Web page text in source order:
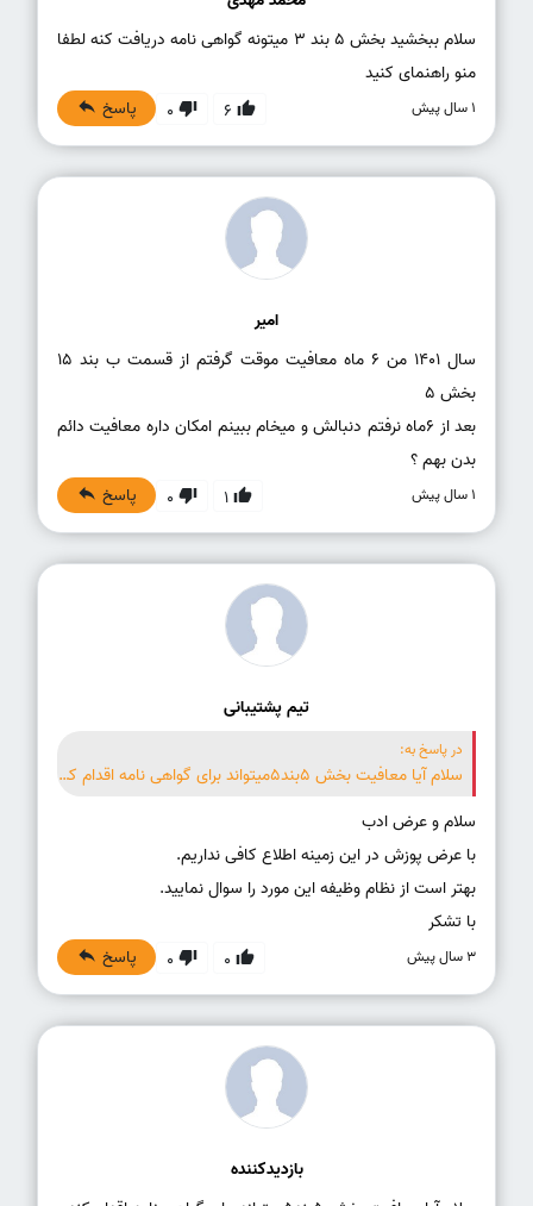
سلام ببخشید بخش 5 بند 3 میتونه گواهی نامه دریافت کنه لطفا
منو راهنمای کنید
1 سال پیش 6
0 پاسخ
امیر
سال ۱۴۰۱ من ۶ ماه معافیت موقت گرفتم از قسمت ب بند ۱۵
بعد از ۶ماه نرفتم دنبالش و میخام ببینم امکان داره معافیت دائم
بدن بهم ؟
1 سال پیش 1
0 پاسخ
تیم پشتیبانی
در پاسخ به:
سلام آیا معافیت بخش ۵بند۵میتواند برای گواهی نامه اقدام کند
با تشکر
3 سال پیش 0
0 پاسخ
بازدیدکننده